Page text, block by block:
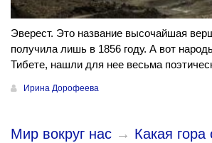
Эверест. Это название высочайшая
получила лишь в 1856 году. А вот
Тибете, нашли для нее весьма
Ирина Дорофеева
Мир вокруг нас → Какая гора